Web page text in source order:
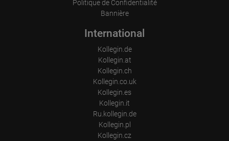
conjuguent harmonieusement. Un lieu qui valorise le travail bien fait,
Brunnenstraße 6, 76131 Karlsruhe
Mobile : +49 163 1111616 (WhatsApp, Telegram, Viber, Signal)
Courriel : sex-inn@hotmail.com
Politique de Confidentialité
Bannière
International
Kollegin.de
Kollegin.at
Kollegin.ch
Kollegin.co.uk
Kollegin.es
Kollegin.it
Ru.kollegin.de
Kollegin.pl
Kollegin.cz